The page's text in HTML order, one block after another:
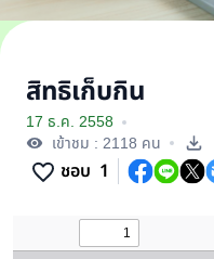
สิทธิเก็บกิน
17 ธ.ค. 2558
เข้าชม : 2118 คน
ชอบ 1